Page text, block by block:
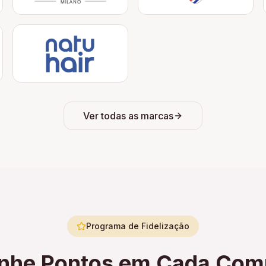
Ver todas as marcas
Programa de Fidelização